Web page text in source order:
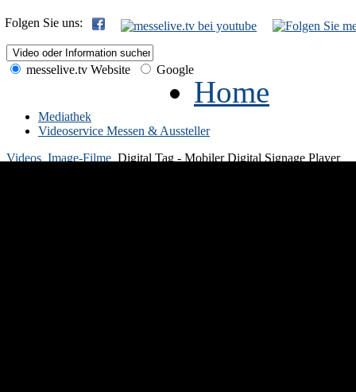
Folgen Sie uns:
messelive.tv Website Google
Home
Mediathek
Videoservice Messen & Aussteller
Videos Image-Filme Digital Tag - Mobiler Digital Signage Player